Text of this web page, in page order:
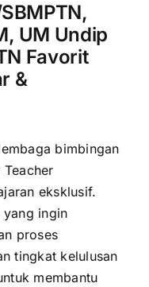
UM Undip
Favorit
&
bimbingan
eksklusif.
yang ingin
proses
tingkat kelulusan
membantu